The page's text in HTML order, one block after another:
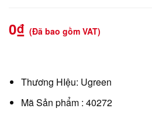
0₫ (Đã bao gồm VAT)
Thương HIệu: Ugreen
Mã Sản phẩm : 40272